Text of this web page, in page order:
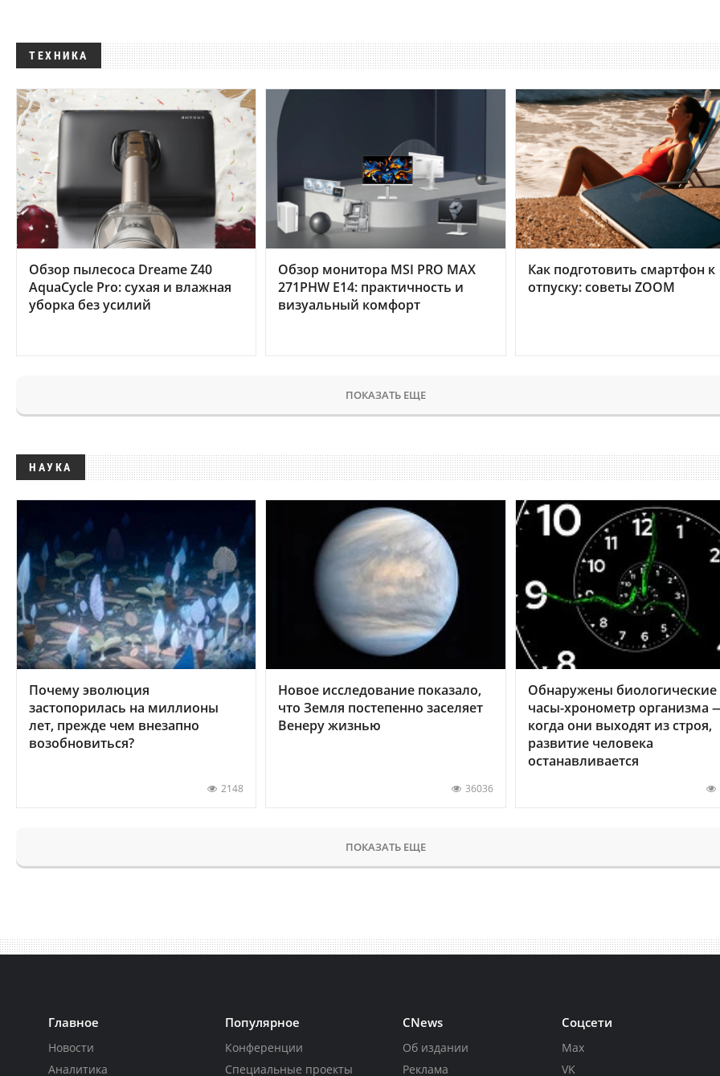
ТЕХНИКА
Обзор пылесоса Dreame Z40
AquaCycle Pro: сухая и влажная
уборка без усилий
Обзор монитора MSI PRO MAX
271PHW E14: практичность и
визуальный комфорт
Как подготовить смартфон к
отпуску: советы ZOOM
ПОКАЗАТЬ ЕЩЕ
НАУКА
Почему эволюция
застопорилась на миллионы
лет, прежде чем внезапно
возобновиться?
2148
Новое исследование показало,
что Земля постепенно заселяет
Венеру жизнью
36036
Обнаружены биологические
часы-хронометр организма
когда они выходят из строя,
развитие человека
останавливается
ПОКАЗАТЬ ЕЩЕ
Главное
Новости
Аналитика
Популярное
Конференции
Специальные проекты
CNews
Об издании
Реклама
Соцсети
Max
VK